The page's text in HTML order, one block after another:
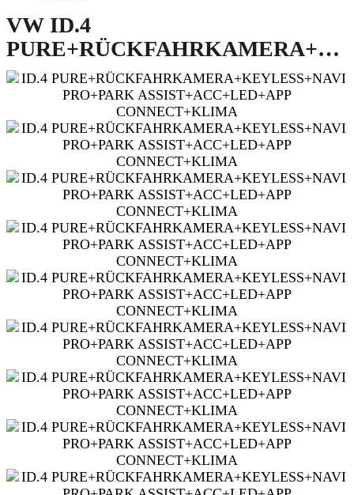
VW ID.4
PRO+PARK
ASSIST+ACC+LED+APP
CONNECT+KLIMA